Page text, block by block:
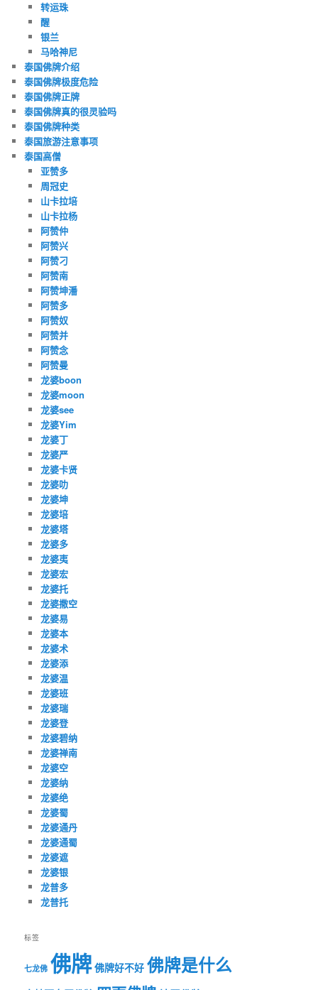
转运珠
醒
银兰
马哈神尼
泰国佛牌介绍
泰国佛牌极度危险
泰国佛牌正牌
泰国佛牌真的很灵验吗
泰国佛牌种类
泰国旅游注意事项
泰国高僧
亚赞多
周冠史
山卡拉培
山卡拉杨
阿赞仲
阿赞兴
阿赞刁
阿赞南
阿赞坤潘
阿赞多
阿赞奴
阿赞并
阿赞念
阿赞曼
龙婆boon
龙婆moon
龙婆see
龙婆Yim
龙婆丁
龙婆严
龙婆卡贤
龙婆叻
龙婆坤
龙婆培
龙婆塔
龙婆多
龙婆夷
龙婆宏
龙婆托
龙婆撒空
龙婆易
龙婆本
龙婆术
龙婆添
龙婆温
龙婆班
龙婆瑞
龙婆登
龙婆碧纳
龙婆禅南
龙婆空
龙婆纳
龙婆绝
龙婆蜀
龙婆通丹
龙婆通蜀
龙婆遮
龙婆银
龙普多
龙普托
标签
七龙佛 佛牌 佛牌好不好 佛牌是什么